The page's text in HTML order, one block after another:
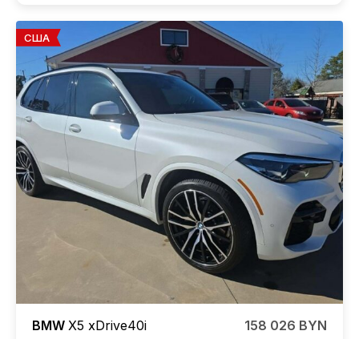
США
BMW X5 xDrive40i 158 026 BYN